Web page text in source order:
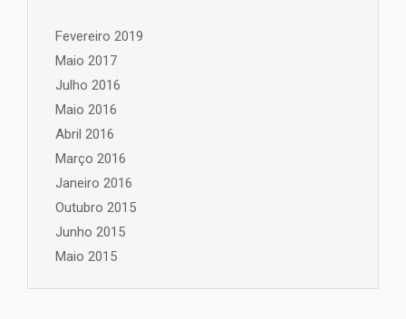
Fevereiro 2019
Maio 2017
Julho 2016
Maio 2016
Abril 2016
Março 2016
Janeiro 2016
Outubro 2015
Junho 2015
Maio 2015